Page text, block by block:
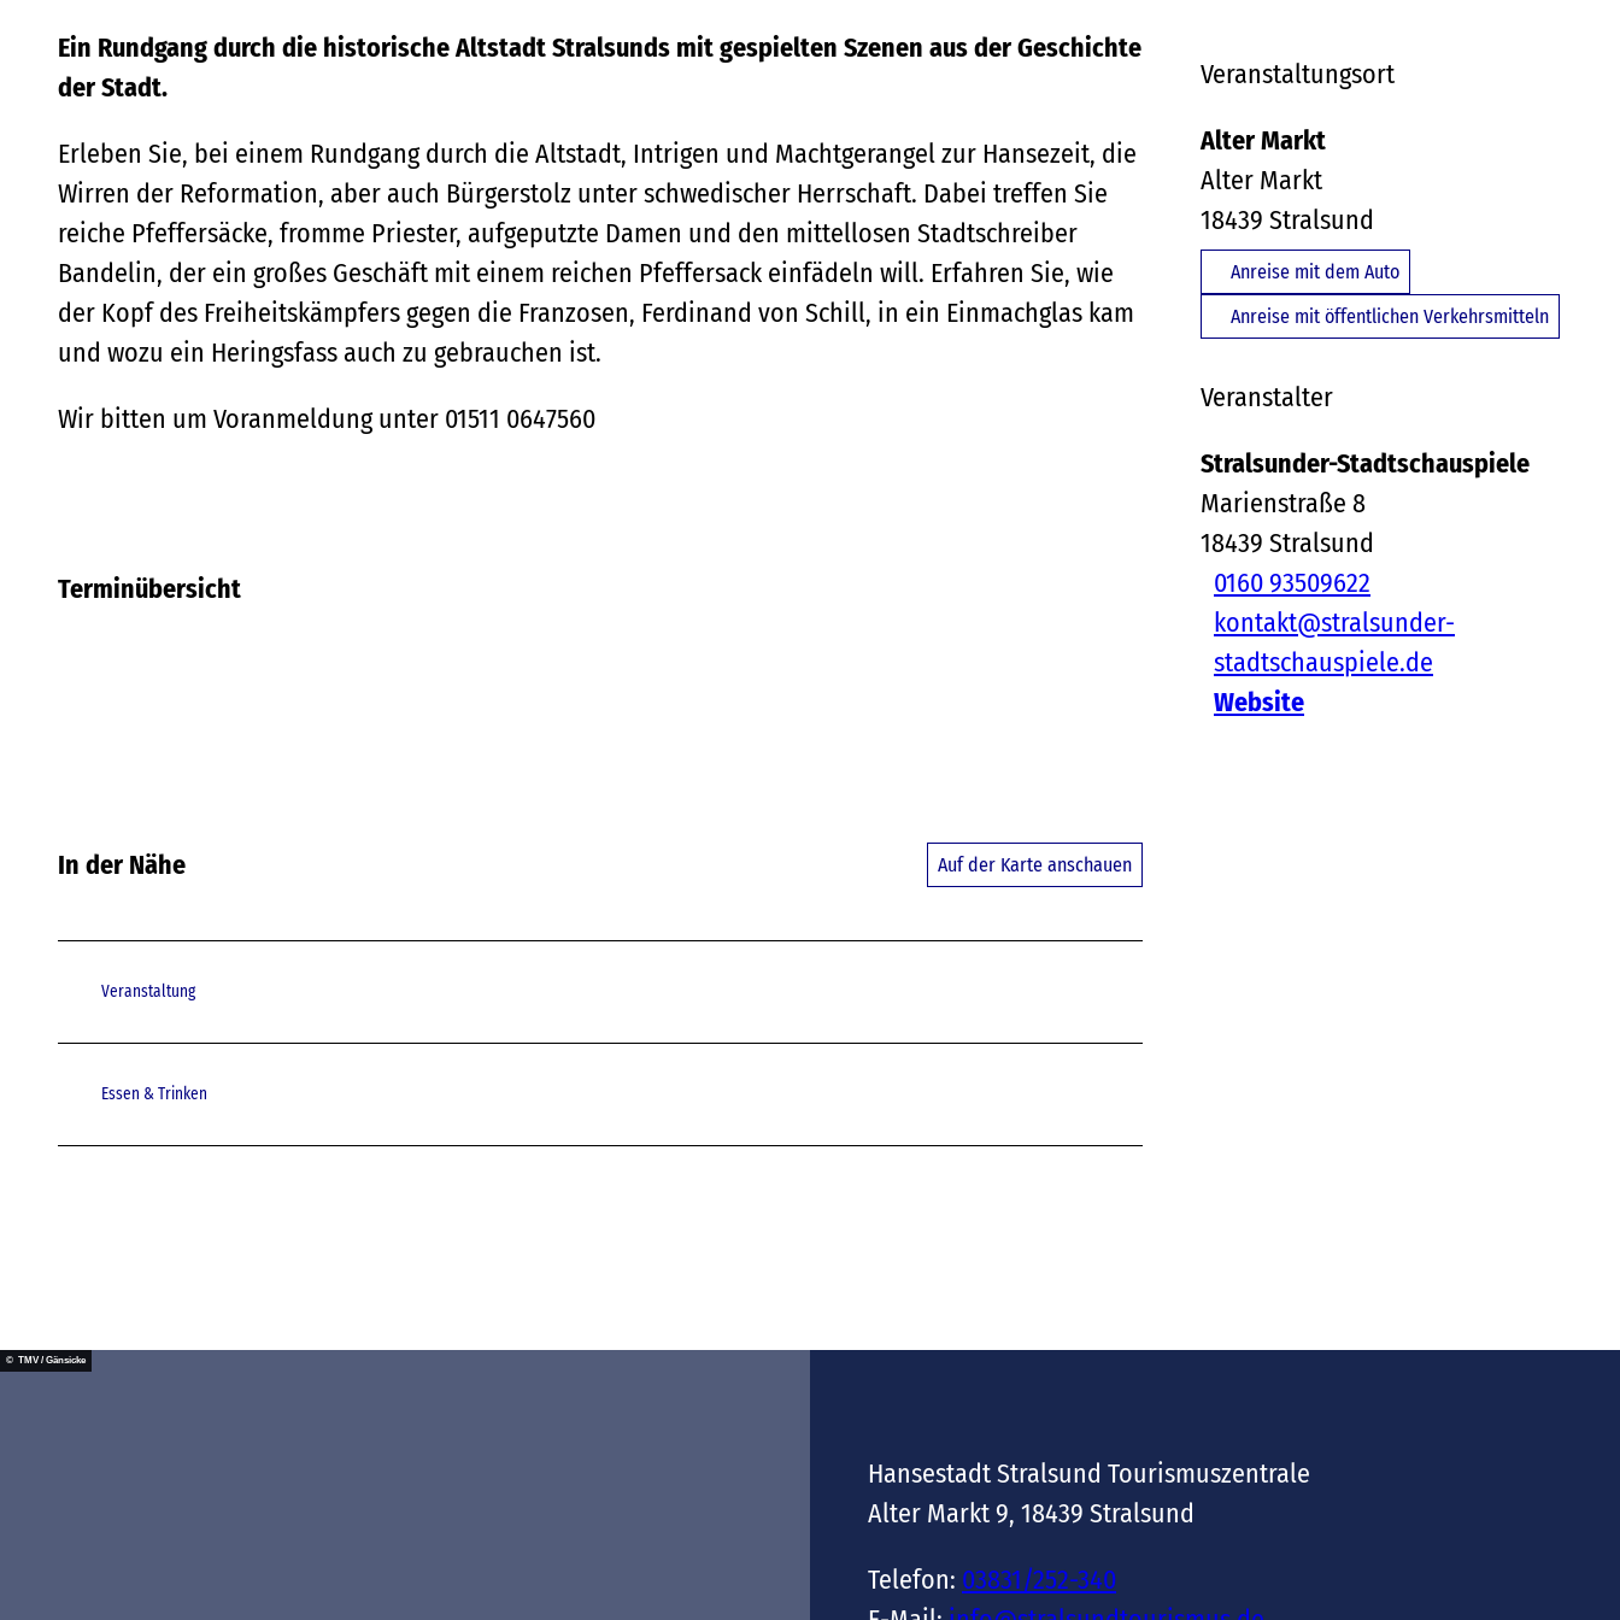
Ein Rundgang durch die historische Altstadt Stralsunds mit gespielten Szenen aus der Geschichte
der Stadt.
Erleben Sie, bei einem Rundgang durch die Altstadt, Intrigen und Machtgerangel zur Hansezeit, die
Wirren der Reformation, aber auch Bürgerstolz unter schwedischer Herrschaft. Dabei treffen Sie
reiche Pfeffersäcke, fromme Priester, aufgeputzte Damen und den mittellosen Stadtschreiber
Bandelin, der ein großes Geschäft mit einem reichen Pfeffersack einfädeln will. Erfahren Sie, wie
der Kopf des Freiheitskämpfers gegen die Franzosen, Ferdinand von Schill, in ein Einmachglas kam
und wozu ein Heringsfass auch zu gebrauchen ist.
Wir bitten um Voranmeldung unter 01511 0647560
Terminübersicht
In der Nähe Auf der Karte anschauen
Veranstaltung
Essen & Trinken
Veranstaltungsort
Alter Markt
Alter Markt
18439 Stralsund
Anreise mit dem Auto
Anreise mit öffentlichen Verkehrsmitteln
Veranstalter
Stralsunder-Stadtschauspiele
Marienstraße 8
18439 Stralsund
0160 93509622
kontakt@stralsunder-
stadtschauspiele.de
Website
© TMV / Gänsicke
Hansestadt Stralsund Tourismuszentrale
Alter Markt 9, 18439 Stralsund
Telefon: 03831/252-340